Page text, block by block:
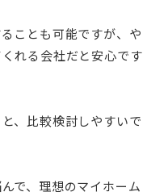
ことも可能ですが、や
れる会社だと安心です
、比較検討しやすいで
で、理想のマイホーム